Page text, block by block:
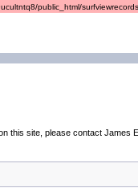
public_html/
this site, please contact James